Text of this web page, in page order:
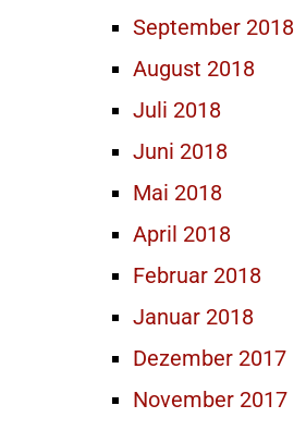
September 2018
August 2018
Juli 2018
Juni 2018
Mai 2018
April 2018
Februar 2018
Januar 2018
Dezember 2017
November 2017